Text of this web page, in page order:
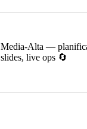
Media-Alta —
slides, live ops 🔄